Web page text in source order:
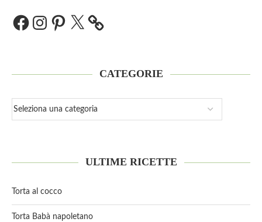
CATEGORIE
ULTIME RICETTE
Torta al cocco
Torta Babà napoletano